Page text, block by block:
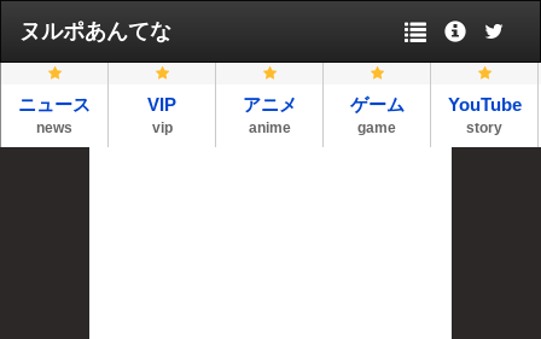
ヌルポあんてな
ニュース
news
VIP
vip
アニメ
anime
ゲーム
game
YouTube
story